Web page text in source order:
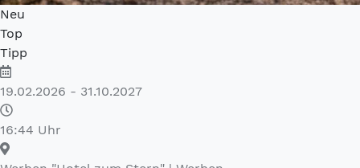
Neu
Top
Tipp
19.02.2026 - 31.10.2027
16:44 Uhr